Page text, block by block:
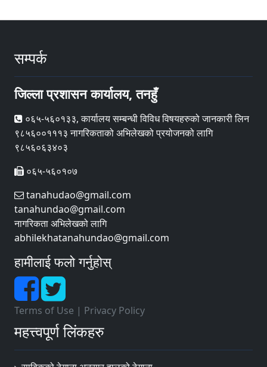
सम्पर्क
जिल्ला प्रशासन कार्यालय, तनहुँ
०६५-५६०१३३, कार्यालय सम्बन्धी विविध विषयहरुको जानकारी लिन
९८५६००१११३ नागरिकताको अभिलेखको प्रयोजनको लागि
९८५६०६३४०३
०६५-५६०१०७
tanahudao@gmail.com
tanahundao@gmail.com
नागरिकता अभिलेखको लागि
abhilekhatanahundao@gmail.com
हामीलाई फलो गर्नुहोस्
Terms of Use | Privacy Policy
महत्त्वपूर्ण लिंकहरु